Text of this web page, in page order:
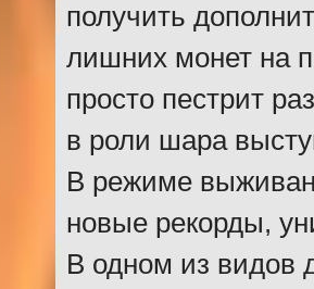
получить
лишних монет на
просто пестрит
в роли шара
В режиме
новые рекорды,
В одном из видов